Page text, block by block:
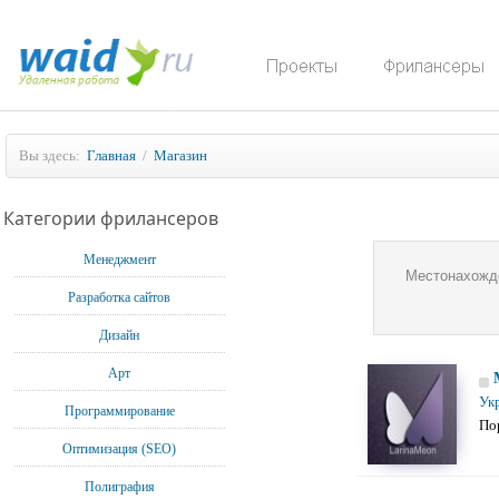
Вы здесь: Главная / Магазин
Категории фрилансеров
Менеджмент
Разработка сайтов
Дизайн
Арт
Программирование
Оптимизация (SEO)
Полиграфия